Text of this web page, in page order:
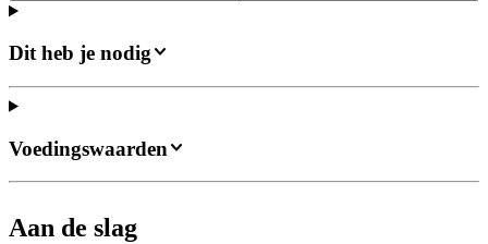
Dit heb je nodig
Aan de slag
Voedingswaarden